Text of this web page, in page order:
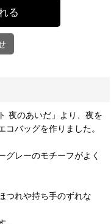
る
夜のあいだ」より、夜を
バッグを作りました。
グレーのモチーフがよく
つれや持ち手のずれな